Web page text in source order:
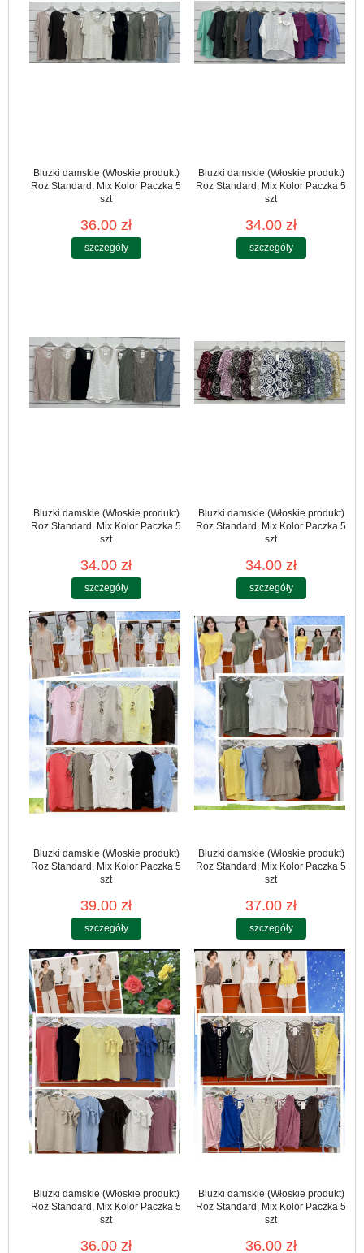
Bluzki damskie (Włoskie produkt)
Roz Standard, Mix Kolor Paczka 5
szt
36.00 zł
szczegóły
Bluzki damskie (Włoskie produkt)
Roz Standard, Mix Kolor Paczka 5
szt
34.00 zł
szczegóły
Bluzki damskie (Włoskie produkt)
Roz Standard, Mix Kolor Paczka 5
szt
34.00 zł
szczegóły
Bluzki damskie (Włoskie produkt)
Roz Standard, Mix Kolor Paczka 5
szt
34.00 zł
szczegóły
Bluzki damskie (Włoskie produkt)
Roz Standard, Mix Kolor Paczka 5
szt
39.00 zł
szczegóły
Bluzki damskie (Włoskie produkt)
Roz Standard, Mix Kolor Paczka 5
szt
37.00 zł
szczegóły
Bluzki damskie (Włoskie produkt)
Roz Standard, Mix Kolor Paczka 5
szt
36.00 zł
Bluzki damskie (Włoskie produkt)
Roz Standard, Mix Kolor Paczka 5
szt
36.00 zł